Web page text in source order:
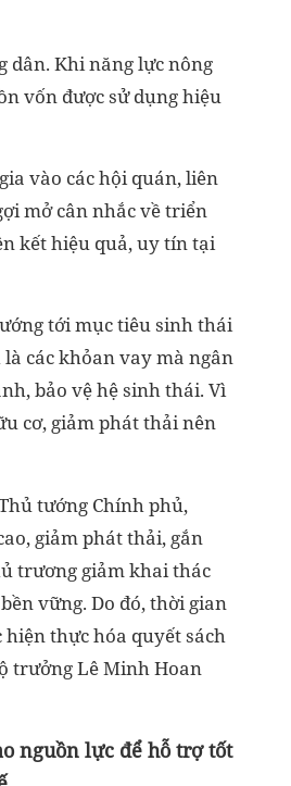
dân. Khi năng lực nông
vốn được sử dụng hiệu
vào các hội quán, liên
mở cân nhắc về triển
kết hiệu quả, uy tín tại
tới mục tiêu sinh thái
các khỏan vay mà ngân
bảo vệ hệ sinh thái. Vì
cơ, giảm phát thải nên
tướng Chính phủ,
giảm phát thải, gắn
trương giảm khai thác
vững. Do đó, thời gian
thực hóa quyết sách
trưởng Lê Minh Hoan
nguồn lực để hỗ trợ tốt